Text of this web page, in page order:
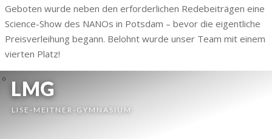
Geboten wurde neben den erforderlichen Redebeiträgen eine
Science-Show des NANOs in Potsdam – bevor die eigentliche
Preisverleihung begann. Belohnt wurde unser Team mit einem
vierten Platz!